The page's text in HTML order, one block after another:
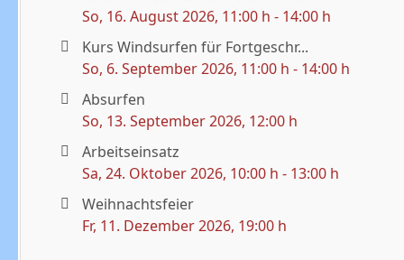
So, 16. August 2026, 11:00 h - 14:00 h
Kurs Windsurfen für Fortgeschr...
So, 6. September 2026, 11:00 h - 14:00 h
Absurfen
So, 13. September 2026, 12:00 h
Arbeitseinsatz
Sa, 24. Oktober 2026, 10:00 h - 13:00 h
Weihnachtsfeier
Fr, 11. Dezember 2026, 19:00 h